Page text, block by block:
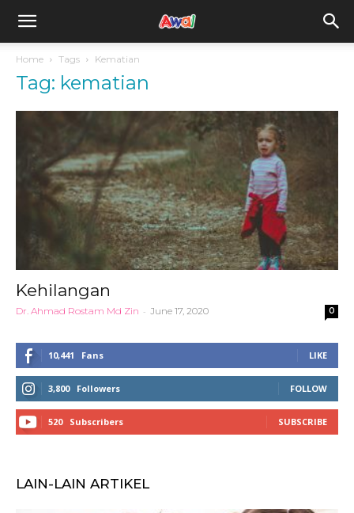
awal.my
Home Tags Kematian
Tag: kematian
Kehilangan
Dr. Ahmad Rostam Md Zin - June 17, 2020 0
10,441 Fans LIKE
3,800 Followers FOLLOW
520 Subscribers SUBSCRIBE
LAIN-LAIN ARTIKEL